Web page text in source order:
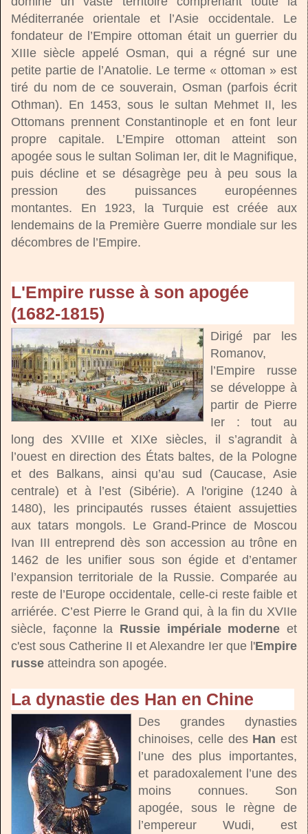
Méditerranée orientale et l’Asie occidentale. Le
fondateur de l’Empire ottoman était un guerrier du
XIIIe siècle appelé Osman, qui a régné sur une
petite partie de l’Anatolie. Le terme « ottoman » est
tiré du nom de ce souverain, Osman (parfois écrit
Othman). En 1453, sous le sultan Mehmet II, les
Ottomans prennent Constantinople et en font leur
propre capitale. L’Empire ottoman atteint son
apogée sous le sultan Soliman Ier, dit le Magnifique,
puis décline et se désagrège peu à peu sous la
pression des puissances européennes
montantes. En 1923, la Turquie est créée aux
lendemains de la Première Guerre mondiale sur les
décombres de l’Empire.
L'Empire russe à son apogée
(1682-1815)
Dirigé par les
Romanov,
l’Empire russe
se développe à
partir de Pierre
Ier : tout au
long des XVIIIe et XIXe siècles, il s’agrandit à
l’ouest en direction des États baltes, de la Pologne
et des Balkans, ainsi qu’au sud (Caucase, Asie
centrale) et à l’est (Sibérie). A l'origine (1240 à
1480), les principautés russes étaient assujetties
aux tatars mongols. Le Grand-Prince de Moscou
Ivan III entreprend dès son accession au trône en
1462 de les unifier sous son égide et d’entamer
l’expansion territoriale de la Russie. Comparée au
reste de l’Europe occidentale, celle-ci reste faible et
arriérée. C’est Pierre le Grand qui, à la fin du XVIIe
siècle, façonne la Russie impériale moderne et
c'est sous Catherine II et Alexandre Ier que l'Empire
russe atteindra son apogée.
La dynastie des Han en Chine
Des grandes dynasties
chinoises, celle des Han est
l’une des plus importantes,
et paradoxalement l’une des
moins connues. Son
apogée, sous le règne de
l’empereur Wudi, est